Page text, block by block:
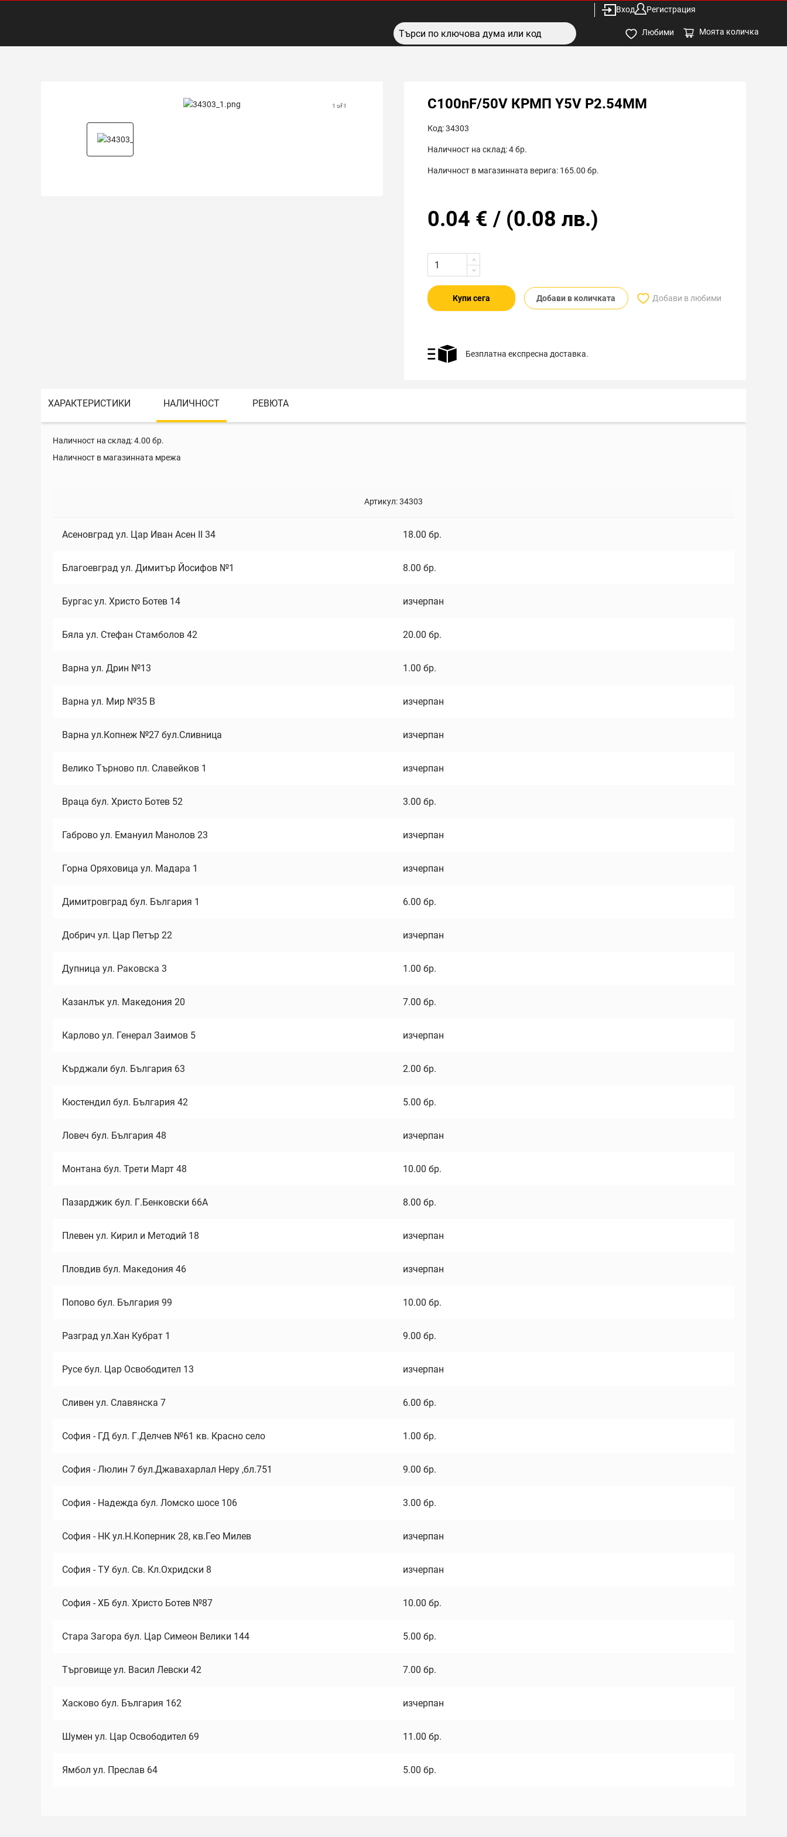
Вход Регистрация
Любими Моята количка
1 of 1 C100nF/50V КРМП Y5V P2.54MM
Код:34303
Наличност на склад:4бр.
Наличност в магазинната верига: 165.00 бр.
0.04 € / (0.08 лв.)
Купи сега Добави в количката Добави в любими
Безплатна експресна доставка.
ХАРАКТЕРИСТИКИ НАЛИЧНОСТ РЕВЮТА
Наличност на склад:4.00 бр.
Наличност в магазинната мрежа
Артикул:34303
Асеновград ул. Цар Иван Асен II 34 18.00 бр.
Благоевград ул. Димитър Йосифов №1 8.00 бр.
Бургас ул. Христо Ботев 14 изчерпан
Бяла ул. Стефан Стамболов 42 20.00 бр.
Варна ул. Дрин №13 1.00 бр.
Варна ул. Мир №35 В изчерпан
Варна ул.Копнеж №27 бул.Сливница изчерпан
Велико Търново пл. Славейков 1 изчерпан
Враца бул. Христо Ботев 52 3.00 бр.
Габрово ул. Емануил Манолов 23 изчерпан
Горна Оряховица ул. Мадара 1 изчерпан
Димитровград бул. България 1 6.00 бр.
Добрич ул. Цар Петър 22 изчерпан
Дупница ул. Раковска 3 1.00 бр.
Казанлък ул. Македония 20 7.00 бр.
Карлово ул. Генерал Заимов 5 изчерпан
Кърджали бул. България 63 2.00 бр.
Кюстендил бул. България 42 5.00 бр.
Ловеч бул. България 48 изчерпан
Монтана бул. Трети Март 48 10.00 бр.
Пазарджик бул. Г.Бенковски 66А 8.00 бр.
Плевен ул. Кирил и Методий 18 изчерпан
Пловдив бул. Македония 46 изчерпан
Попово бул. България 99 10.00 бр.
Разград ул.Хан Кубрат 1 9.00 бр.
Русе бул. Цар Освободител 13 изчерпан
Сливен ул. Славянска 7 6.00 бр.
София - ГД бул. Г.Делчев №61 кв. Красно село 1.00 бр.
София - Люлин 7 бул.Джавахарлал Неру ,бл.751 9.00 бр.
София - Надежда бул. Ломско шосе 106 3.00 бр.
София - НК ул.Н.Коперник 28, кв.Гео Милев изчерпан
София - ТУ бул. Св. Кл.Охридски 8 изчерпан
София - ХБ бул. Христо Ботев №87 10.00 бр.
Стара Загора бул. Цар Симеон Велики 144 5.00 бр.
Търговище ул. Васил Левски 42 7.00 бр.
Хасково бул. България 162 изчерпан
Шумен ул. Цар Освободител 69 11.00 бр.
Ямбол ул. Преслав 64 5.00 бр.